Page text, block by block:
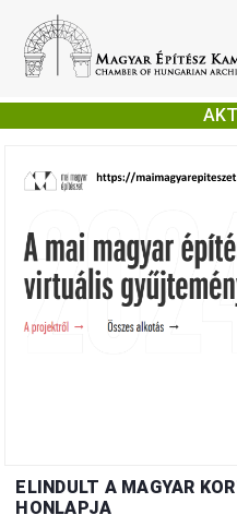
ELINDULT A MAGYAR
HONLAPJA